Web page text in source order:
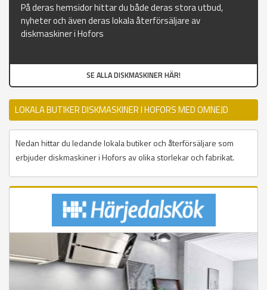
På deras hemsidor hittar du både deras stora utbud,
nyheter och även deras lokala återförsäljare av
diskmaskiner i Hofors
SE ALLA DISKMASKINER HÄR!
LOKALA BUTIKER DISKMASKINER I HOFORS MED OMNEJD
Nedan hittar du ledande lokala butiker och återförsäljare som
erbjuder diskmaskiner i Hofors av olika storlekar och fabrikat.